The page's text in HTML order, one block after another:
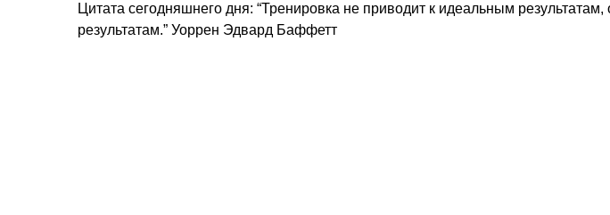
Цитата сегодняшнего дня: “Тренировка не приводит к идеальным
результатам.” Уоррен Эдвард Баффетт